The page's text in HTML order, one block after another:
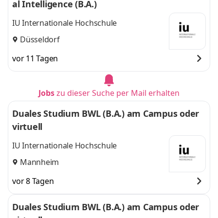
al Intelligence (B.A.)
IU Internationale Hochschule
Düsseldorf
vor 11 Tagen
Jobszu dieser Suche per Mail erhalten
Duales Studium BWL (B.A.) am Campus oder
virtuell
IU Internationale Hochschule
Mannheim
vor 8 Tagen
Duales Studium BWL (B.A.) am Campus oder